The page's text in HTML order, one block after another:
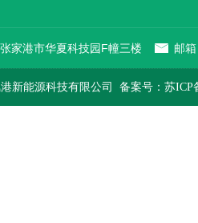
家港市华夏科技园F幢三楼 邮
新能源科技有限公司 备案号：苏ICP